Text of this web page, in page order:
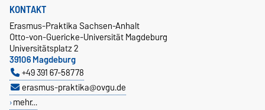
KONTAKT
Erasmus-Praktika Sachsen-Anhalt
Otto-von-Guericke-Universität Magdeburg
Universitätsplatz 2
39106 Magdeburg
+49 391 67-58778
erasmus-praktika@ovgu.de
mehr…